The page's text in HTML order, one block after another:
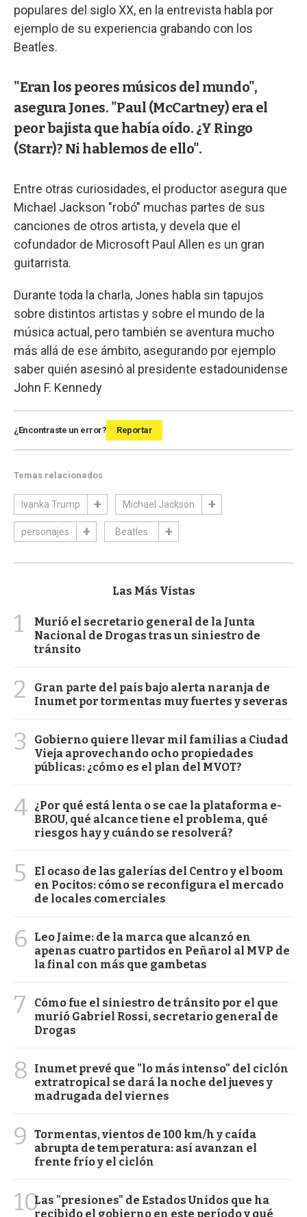
populares del siglo XX, en la entrevista habla por
ejemplo de su experiencia grabando con los
Beatles.
"Eran los peores músicos del mundo",
asegura Jones. "Paul (McCartney) era el
peor bajista que había oído. ¿Y Ringo
(Starr)? Ni hablemos de ello".
Entre otras curiosidades, el productor asegura que
Michael Jackson "robó" muchas partes de sus
canciones de otros artista, y devela que el
cofundador de Microsoft Paul Allen es un gran
guitarrista.
Durante toda la charla, Jones habla sin tapujos
sobre distintos artistas y sobre el mundo de la
música actual, pero también se aventura mucho
más allá de ese ámbito, asegurando por ejemplo
saber quién asesinó al presidente estadounidense
John F. Kennedy
¿Encontraste un error? Reportar
Temas relacionados
Ivanka Trump Michael Jackson
personajes Beatles
Las Más Vistas
1
Murió el secretario general de la Junta
Nacional de Drogas tras un siniestro de
tránsito
2
Gran parte del país bajo alerta naranja de
Inumet por tormentas muy fuertes y severas
3
Gobierno quiere llevar mil familias a Ciudad
Vieja aprovechando ocho propiedades
públicas: ¿cómo es el plan del MVOT?
4 ¿Por qué está lenta o se cae la plataforma e-
BROU, qué alcance tiene el problema, qué
riesgos hay y cuándo se resolverá?
5
El ocaso de las galerías del Centro y el boom
en Pocitos: cómo se reconfigura el mercado
de locales comerciales
6
Leo Jaime: de la marca que alcanzó en
apenas cuatro partidos en Peñarol al MVP de
la final con más que gambetas
7
Cómo fue el siniestro de tránsito por el que
murió Gabriel Rossi, secretario general de
Drogas
8
Inumet prevé que "lo más intenso" del ciclón
extratropical se dará la noche del jueves y
madrugada del viernes
9
Tormentas, vientos de 100 km/h y caída
abrupta de temperatura: así avanzan el
frente frío y el ciclón
10Las "presiones" de Estados Unidos que ha
recibido el gobierno en este período y qué